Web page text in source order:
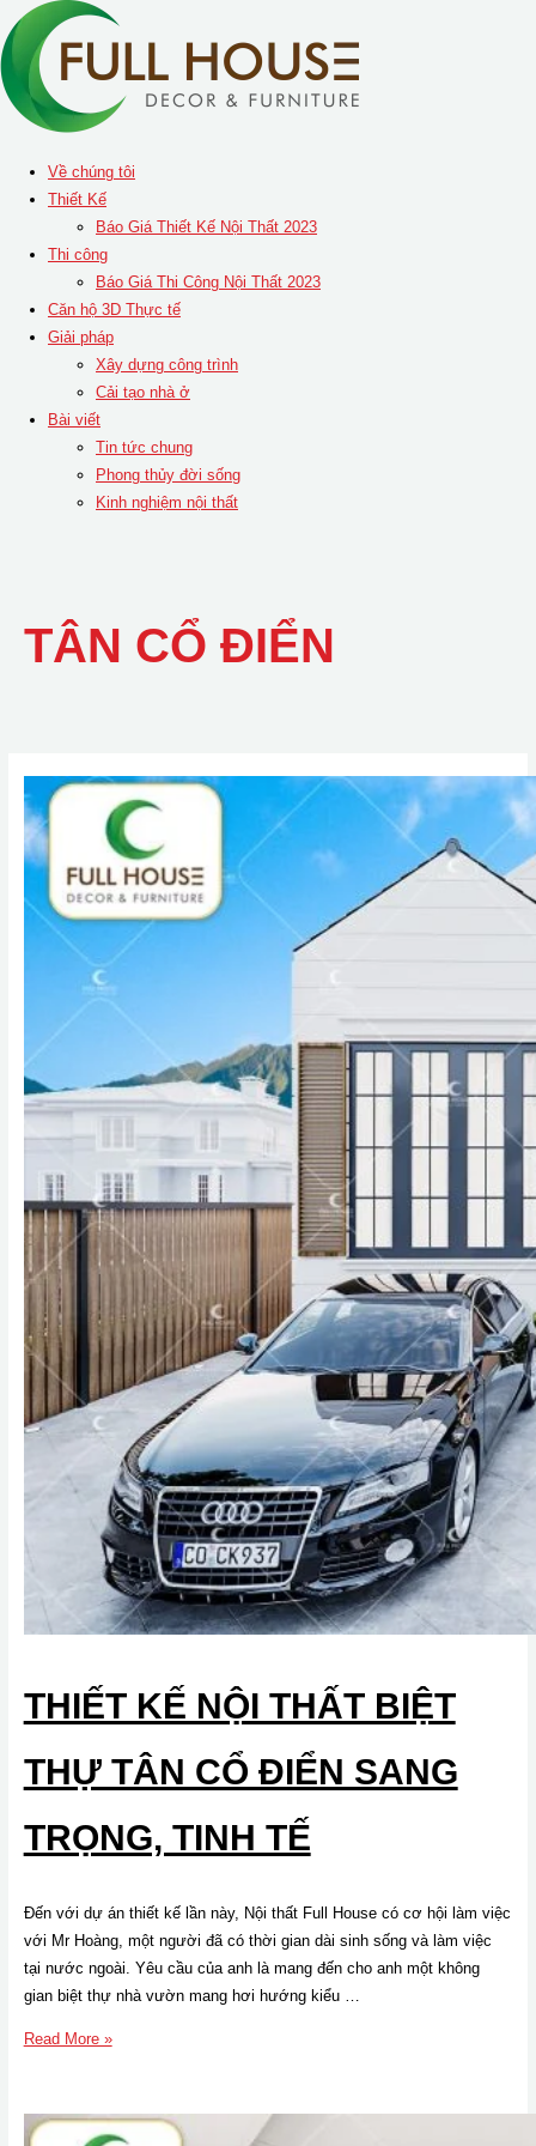
Skip
to
content
Về chúng tôi
Thiết Kế
Báo Giá Thiết Kế Nội Thất 2023
Thi công
Báo Giá Thi Công Nội Thất 2023
Căn hộ 3D Thực tế
Giải pháp
Xây dựng công trình
Cải tạo nhà ở
Bài viết
Tin tức chung
Phong thủy đời sống
Kinh nghiệm nội thất
TÂN CỔ ĐIỂN
THIẾT KẾ NỘI THẤT BIỆT
THỰ TÂN CỔ ĐIỂN SANG
TRỌNG, TINH TẾ
Đến với dự án thiết kế lần này, Nội thất Full House có cơ hội làm việc
với Mr Hoàng, một người đã có thời gian dài sinh sống và làm việc
tại nước ngoài. Yêu cầu của anh là mang đến cho anh một không
gian biệt thự nhà vườn mang hơi hướng kiểu …
Thiết
thất
Read More »